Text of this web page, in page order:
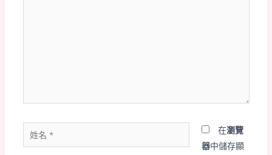
名
在瀏覽
器中儲存顯